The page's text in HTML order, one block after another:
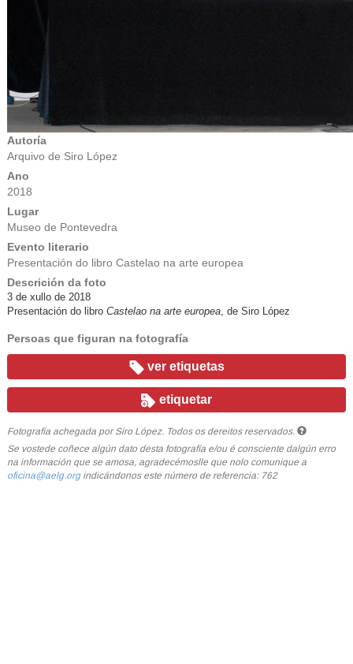
Autoría
Arquivo de Siro López
Ano
2018
Lugar
Museo de Pontevedra
Evento literario
Presentación do libro Castelao na arte europea
Descrición da foto
3 de xullo de 2018
Presentación do libro Castelao na arte europea, de Siro López
Persoas que figuran na fotografía
ver etiquetas
etiquetar
Fotografía achegada por Siro López. Todos os dereitos reservados.
Se vostede coñece algún dato desta fotografía e/ou é consciente dalgún erro
na información que se amosa, agradecémoslle que nolo comunique a
oficina@aelg.orgindicándonos este número de referencia: 762